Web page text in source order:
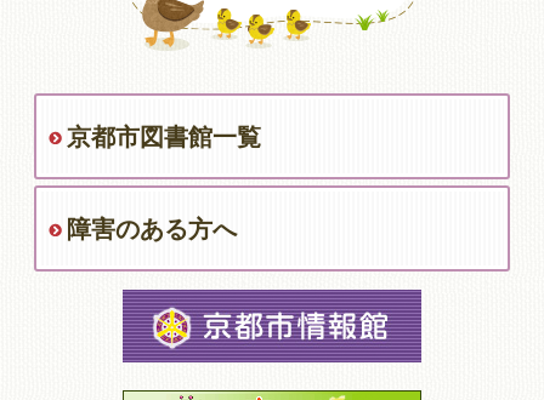
京都市図書館一覧
障害のある方へ